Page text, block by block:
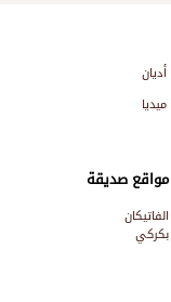
أديان
ميديا
مواقع صديقة
الفاتيكان
بكركي